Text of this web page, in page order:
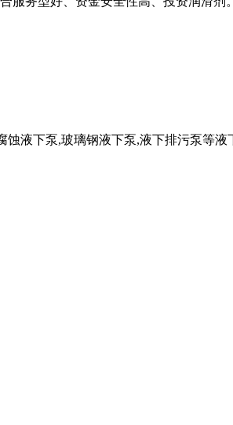
液下泵,玻璃钢液下泵,液下排污泵等液